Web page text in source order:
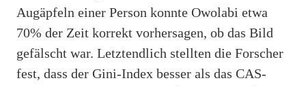
Augäpfeln einer Person konnte Owolabi etwa
70% der Zeit korrekt vorhersagen, ob das Bild
gefälscht war. Letztendlich stellten die Forscher
fest, dass der Gini-Index besser als das CAS-